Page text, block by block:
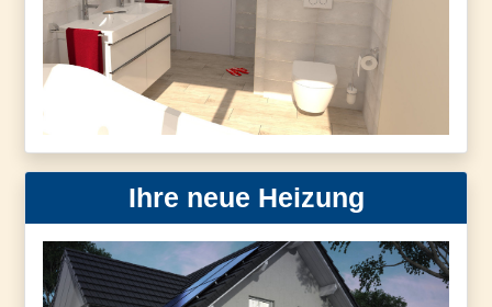
Ihre neue Heizung